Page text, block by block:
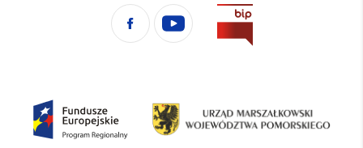
FacebookYouTube
Przejdź
Publicznej
Fundusze
Europejskie
Urząd
Marszałkowski